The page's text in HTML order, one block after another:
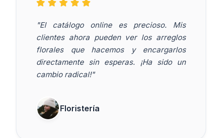
"El catálogo online es precioso. Mis
clientes ahora pueden ver los arreglos
florales que hacemos y encargarlos
directamente sin esperas. ¡Ha sido un
cambio radical!"
Floristería